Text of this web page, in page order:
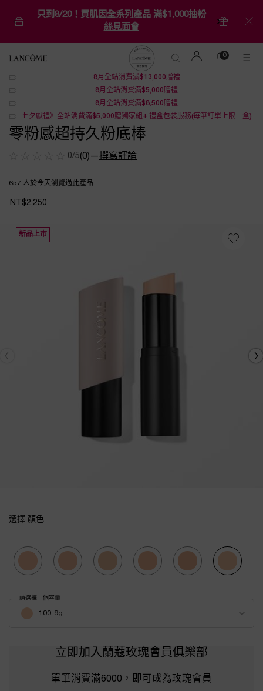
只到8/20！買肌因全系列產品 滿$1,000抽粉
絲見面會
購
0
0 product in
Main content
8月全站消費滿$13,000贈禮
8月全站消費滿$5,000贈禮
8月全站消費滿$8,500贈禮
七夕獻禮》全站消費滿$5,000贈獨家組+ 禮盒包裝服務(每筆訂單上限一盒)
零粉感超持久粉底棒
0/5(0) —撰寫評論
657 人於今天瀏覽過此產品
NT$2,250
新品上市
選擇 顏色
Selected
01-9g, 1 of 6Selected
110-9g, 2 of 6Selected
210-9g, 3 of 6Selected
250-9g, 4 of 6Selected
310-9g, 5 of 6Selected
100-9g, 6 of 6
100-9g
請選擇一個容量
立即加入蘭蔻玫瑰會員俱樂部
單筆消費滿6000，即可成為玫瑰會員